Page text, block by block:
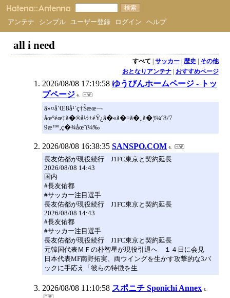
アンテナ シンプル ユーザー登録 ログイン ヘルプ
all i need
すべて | サッカー| 歴史 | その他
おとなりアンテナ| おすすめページ
2026/08/08 17:19:58 ゆうびんホームページ - トッ
プページ
ä»¤å’Œ8å¹´ç†Šæœ￢
åœ°éœ‡ã�®å½±éŸ¿ã�«ã�¤ã�„ã�¦ï¼ˆ8/7
9æ™‚ç�¾åœ¨ï¼‰
2026/08/08 16:38:35 SANSPO.COM
長友佑都が現役続行 J1FC東京と契約延長
2026/08/08 14:43
国内
#長友佑都
#サッカー注目選手
長友佑都が現役続行 J1FC東京と契約延長
2026/08/08 14:43
#長友佑都
#サッカー注目選手
長友佑都が現役続行 J1FC東京と契約延長
元韓国代表ＭＦの朴智星が現役引退へ １４日に会見
日本代表MF南野拓実、両ウイングを生かす攻撃的な3バ
ックに手応え「彼らの特徴を生
2026/08/08 11:10:58 スポニチ Sponichi Annex